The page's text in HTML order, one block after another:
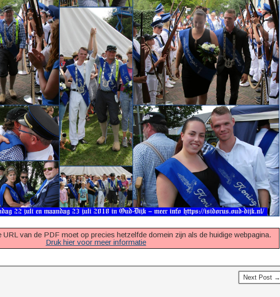
URL van de PDF moet op precies hetzelfde domein zijn als de huidige webpagina.
Druk hier voor meer informatie
Next Post →